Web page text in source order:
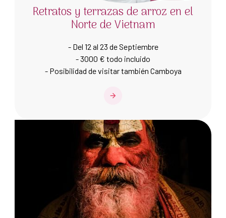
Retratos y terrazas de arroz en el
Norte de Vietnam
- Del 12 al 23 de Septiembre
- 3000 € todo incluido
- Posibilidad de visitar también Camboya